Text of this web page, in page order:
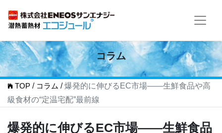
コラム
TOP / コラム /爆発的に伸びるEC市場――生鮮食品や高
級食材の“定温宅配”最前線
爆発的に伸びるEC市場――生鮮食品